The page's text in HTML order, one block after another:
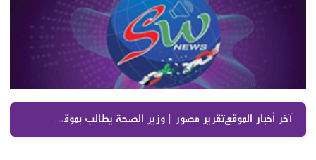
آخر أخبار الموقع : تقرير مصور | وزير الصحة يطالب بموقف واضح من الاعتداءات الإسرائيلية ويعترض على تمرير التعيينات